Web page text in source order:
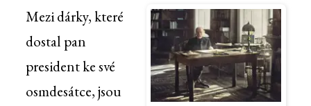
Mezi dárky, které
dostal pan
president ke své
osmdesátce, jsou